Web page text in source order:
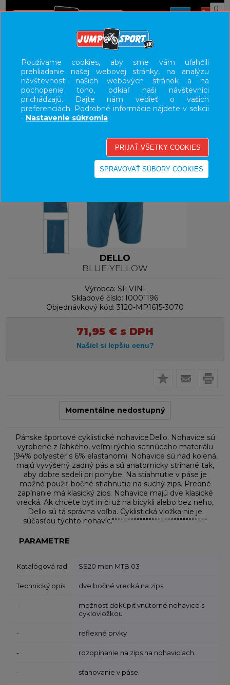
0
UŽÍVATEĽSKÝ PANEL
KATEGÓRIE
HLAVNÉ MENU
DELLO
BLUE-YELLOW
Výrobca: SILVINI
Skladové číslo:
I0001196
Objednávkový kód: 3120-MP1615-3070
71,95 € s DPH
Momentálne nedostupný
Pánske športové cyklistické nohaviceDello. Nohavice sú
vyrobené z ľahkého, veľmi rýchlo schnúceho materiálu
(94% polyester s 6% elastanom). Nohavice sú nad kolená,
majú vyvýšený zadný pás a sú anatomicky strihané tak,
aby dobre sedeli pri pohybe. Na stiahnutie v páse je
možné použiť bočné stiahnutie na suchý zips. Predné
zapínanie má klasický zips. Nohavice majú dve klasické
vrecká. Ak chcete byť in či už na bicykli alebo bez neho,
Dello sú tá správna voľba. Cyklistická vložka nie je
súčasťou týchto nohavíc."""""""""""""""""""""""""""""""
PARAMETRE
Katalógová rad SS20 men MTB 03
Technický opis dve bočné vrecká na zips
-
možnosť dokúpiť vnútorné nohavice s
cyklovložkou
- reflexné prvky
- rozopínanie na zips na nohaviciach
- sťahovanie v páse
Používame cookies, aby sme vám uľahčili
prehliadanie našej webovej stránky, na analýzu
návštevnosti našich webových stránok a na
pochopenie toho, odkiaľ naši návštevníci
prichádzajú. Dajte nám vedieť o vašich
preferenciách. Podrobné informácie nájdete v sekcii
- Nastavenie súkromia